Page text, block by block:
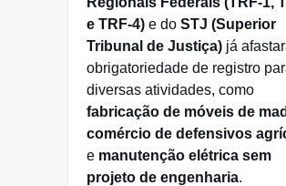
e TRF-4) e do STJ (Superior
Tribunal de Justiça) já
obrigatoriedade de registro
diversas atividades, como
fabricação de móveis de
comércio de defensivos
e manutenção elétrica sem
projeto de engenharia.